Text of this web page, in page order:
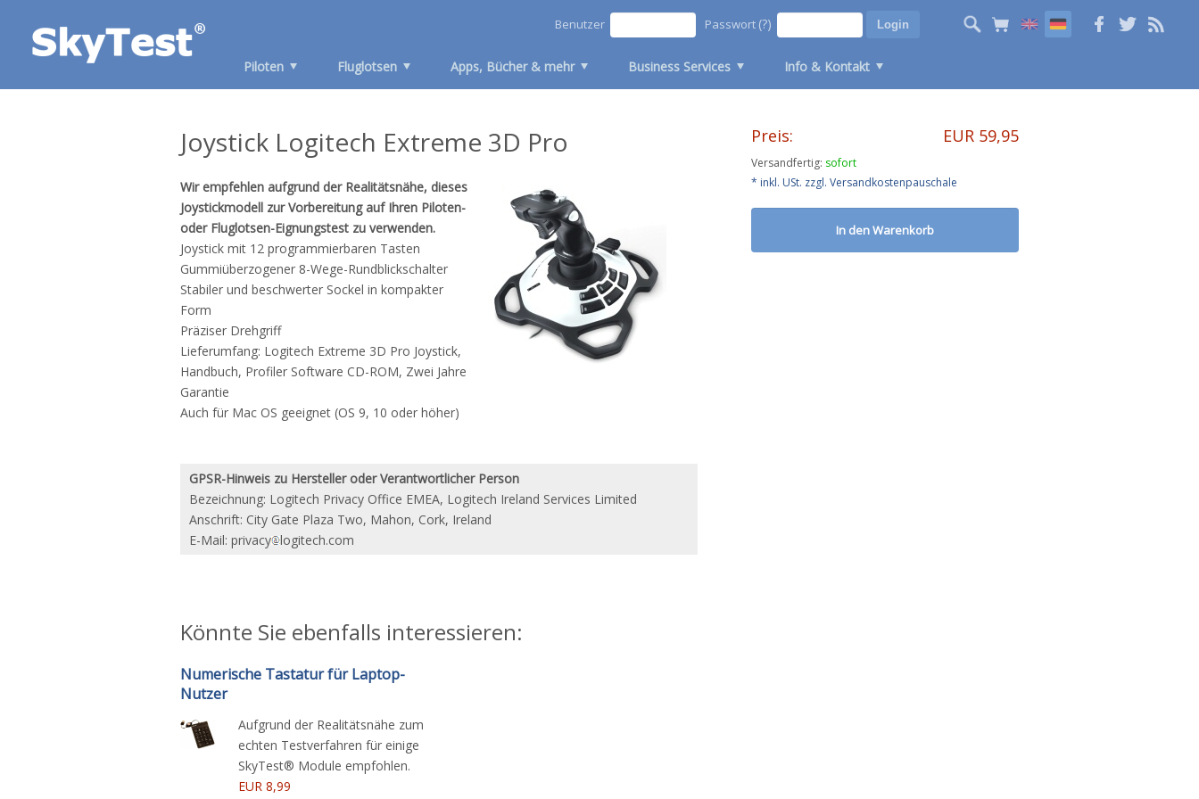
Piloten Fluglotsen Apps, Bücher & mehr Business Services Info & Kontakt
Benutzer Passwort (?)
Joystick Logitech Extreme 3D Pro
Wir empfehlen aufgrund der Realitätsnähe, dieses
Joystickmodell zur Vorbereitung auf Ihren Piloten-
oder Fluglotsen-Eignungstest zu verwenden.
Joystick mit 12 programmierbaren Tasten
Gummiüberzogener 8-Wege-Rundblickschalter
Stabiler und beschwerter Sockel in kompakter
Form
Präziser Drehgriff
Lieferumfang: Logitech Extreme 3D Pro Joystick,
Handbuch, Profiler Software CD-ROM, Zwei Jahre
Garantie
Auch für Mac OS geeignet (OS 9, 10 oder höher)
GPSR-Hinweis zu Hersteller oder Verantwortlicher Person
Bezeichnung: Logitech Privacy Office EMEA, Logitech Ireland Services Limited
Anschrift: City Gate Plaza Two, Mahon, Cork, Ireland
E-Mail: privacy logitech.com
Preis: EUR 59,95
Versandfertig: sofort
* inkl. USt. zzgl. Versandkostenpauschale
Könnte Sie ebenfalls interessieren:
Numerische Tastatur für Laptop-
Nutzer
Aufgrund der Realitätsnähe zum
echten Testverfahren für einige
SkyTest® Module empfohlen.
EUR 8,99